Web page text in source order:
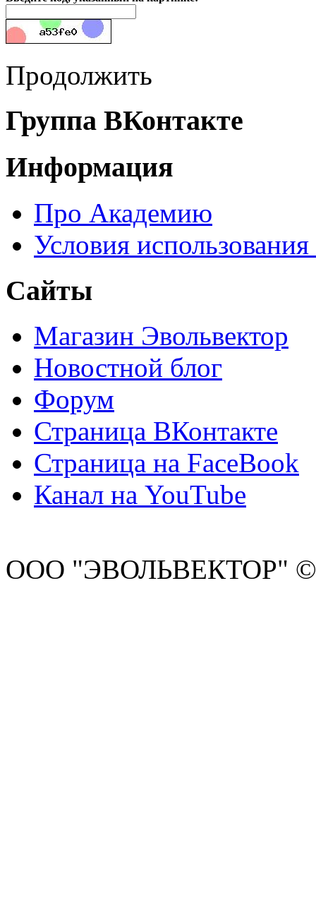
Продолжить
Группа ВКонтакте
Информация
Про Академию
Условия
Сайты
Магазин Эвольвектор
Новостной блог
Форум
Страница ВКонтакте
Страница на FaceBook
Канал на YouTube
ООО "ЭВОЛЬВЕКТОР" ©